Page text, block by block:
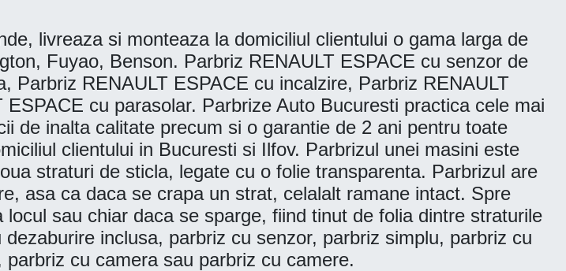
livreaza si monteaza la domiciliul clientului o gama larga de
Fuyao, Benson. Parbriz RENAULT ESPACE cu senzor de
Parbriz RENAULT ESPACE cu incalzire, Parbriz RENAULT
cu parasolar. Parbrize Auto Bucuresti practica cele mai
de inalta calitate precum si o garantie de 2 ani pentru toate
clientului in Bucuresti si Ilfov. Parbrizul unei masini este
straturi de sticla, legate cu o folie transparenta. Parbrizul are
asa ca daca se crapa un strat, celalalt ramane intact. Spre
sau chiar daca se sparge, fiind tinut de folia dintre straturile
inclusa, parbriz cu senzor, parbriz simplu, parbriz cu
cu camera sau parbriz cu camere.